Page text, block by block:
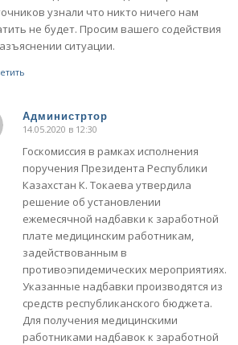
узнали что никто ничего нам
не будет. Просим вашего содействия
ситуации.
Администртор
говорит:
14.05.2020 в 12:30
Госкомиссия в рамках исполнения
поручения Президента Республики
Казахстан К. Токаева утвердила
решение об установлении
ежемесячной надбавки к заработной
плате медицинским работникам,
задействованным в
противоэпидемических мероприятиях.
Указанные надбавки производятся из
средств республиканского бюджета.
Для получения медицинскими
работниками надбавок к заработной